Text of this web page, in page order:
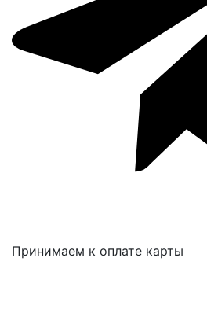
Принимаем к оплате карты